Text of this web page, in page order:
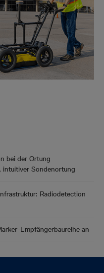
bei der Ortung
intuitiver Sondenortung
Radiodetection
Empfängerbaureihe an